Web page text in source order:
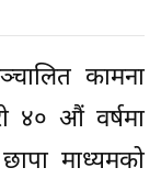
कामना
४० औं वर्षमा
माध्यमको